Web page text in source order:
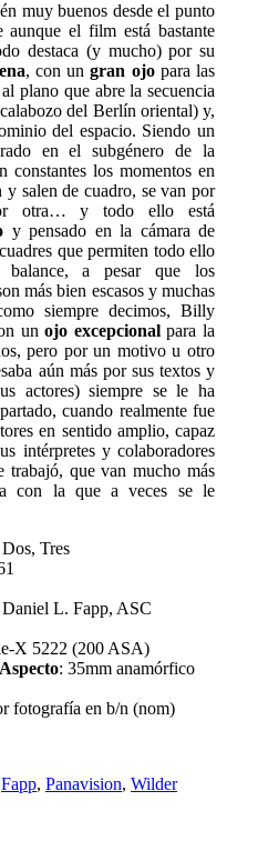
muy buenos desde el punto
aunque el film está bastante
destaca (y mucho) por su
, con ungran ojopara las
plano que abre la secuencia
del Berlín oriental) y,
del espacio. Siendo un
en el subgénero de la
constantes los momentos en
y salen de cuadro, se van por
otra… y todo ello está
y pensado en la cámara de
que permiten todo ello
a pesar que los
más bien escasos y muchas
siempre decimos, Billy
unojo excepcionalpara la
pero por un motivo u otro
aún más por sus textos y
actores) siempre se le ha
cuando realmente fue
en sentido amplio, capaz
intérpretes y colaboradores
trabajó, que van mucho más
con la que a veces se le
Tres
Daniel L. Fapp, ASC
X 5222 (200 ASA)
: 35mm anamórfico
fotografía en b/n (nom)
Fapp, Panavision, Wilder